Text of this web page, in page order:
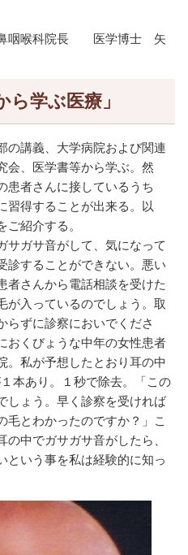
鼻咽喉科院長 医学博士 矢
ら学ぶ医療」
講義、大学病院および関連
会、医学書等から学ぶ。然
患者さんに接しているうち
習得することが出来る。以
紹介する。
サガサ音がして、気になって
診することができない。悪い
者さんから電話相談を受けた
が入っているのでしょう。取
らずに診察においでくださ
おくびょうな中年の女性患者
。私が予想したとおり耳の中
本あり。１秒で除去。「この
しょう。早く診察を受ければ
毛とわかったのですか？」こ
中でガサガサ音がしたら、
という事を私は経験的に知っ